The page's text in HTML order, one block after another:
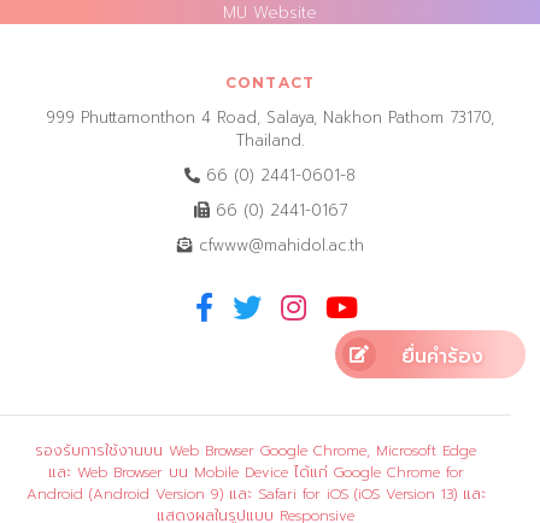
MU Website
CONTACT
999 Phuttamonthon 4 Road, Salaya, Nakhon Pathom 73170,
Thailand.
66 (0) 2441-0601-8
66 (0) 2441-0167
cfwww@mahidol.ac.th
ยื่นคำร้อง
รองรับการใช้งานบน Web Browser Google Chrome, Microsoft Edge
และ Web Browser บน Mobile Device ได้แก่ Google Chrome for
Android (Android Version 9) และ Safari for iOS (iOS Version 13) และ
แสดงผลในรูปแบบ Responsive